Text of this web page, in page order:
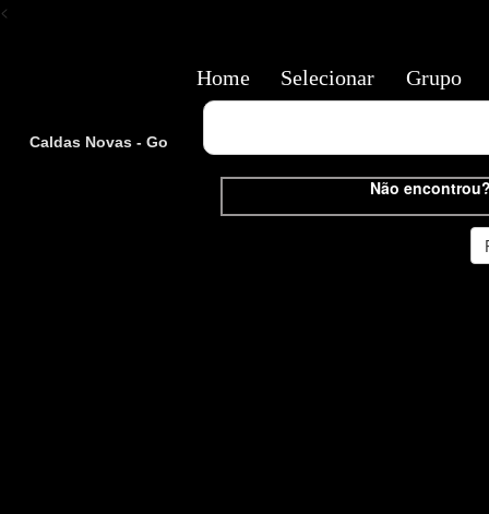
<
Caldas Novas - Go
Não
Home Selecionar Grupo